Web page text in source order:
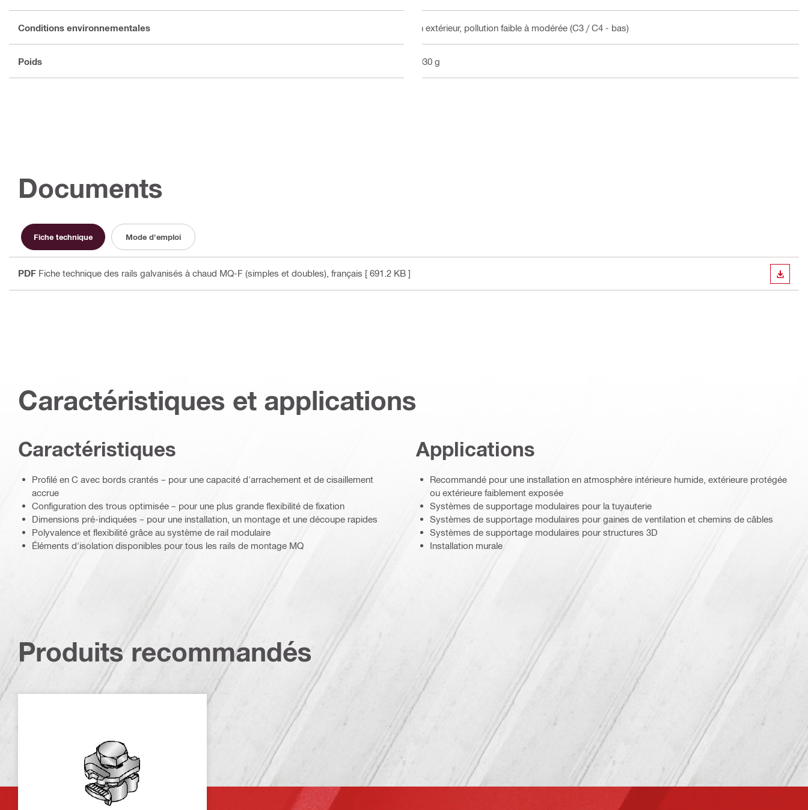
Conditions environnementales En extérieur, pollution faible à modérée (C3 / C4 - bas)
Poids 9030 g
Documents
Fiche technique Mode d'emploi
PDF Fiche technique des rails galvanisés à chaud MQ-F (simples et doubles) , français [ 691.2 KB ]
Caractéristiques et applications
Caractéristiques
Profilé en C avec bords crantés – pour une capacité d'arrachement et de cisaillement
accrue
Configuration des trous optimisée – pour une plus grande flexibilité de fixation
Dimensions pré-indiquées – pour une installation, un montage et une découpe rapides
Polyvalence et flexibilité grâce au système de rail modulaire
Éléments d'isolation disponibles pour tous les rails de montage MQ
Applications
Recommandé pour une installation en atmosphère intérieure humide, extérieure protégée
ou extérieure faiblement exposée
Systèmes de supportage modulaires pour la tuyauterie
Systèmes de supportage modulaires pour gaines de ventilation et chemins de câbles
Systèmes de supportage modulaires pour structures 3D
Installation murale
Produits recommandés